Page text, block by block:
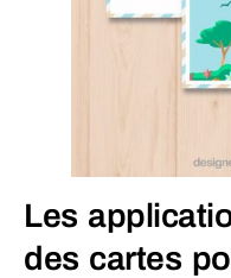
Les
des cartes